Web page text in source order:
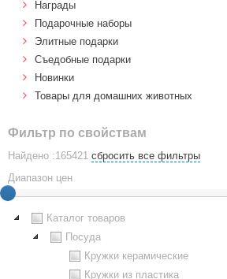
Награды
Подарочные наборы
Элитные подарки
Cъедобные подарки
Новинки
Товары для домашних животных
Фильтр по свойствам
Найдено :165421 сбросить все фильтры
Диапазон цен
Каталог товаров
Посуда
Кружки керамические
Кружки из пластика